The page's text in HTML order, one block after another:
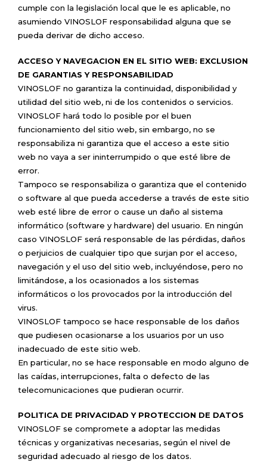
cumple con la legislación local que le es aplicable, no
asumiendo VINOSLOF responsabilidad alguna que se
pueda derivar de dicho acceso.
ACCESO Y NAVEGACION EN EL SITIO WEB: EXCLUSION
DE GARANTIAS Y RESPONSABILIDAD
VINOSLOF no garantiza la continuidad, disponibilidad y
utilidad del sitio web, ni de los contenidos o servicios.
VINOSLOF hará todo lo posible por el buen
funcionamiento del sitio web, sin embargo, no se
responsabiliza ni garantiza que el acceso a este sitio
web no vaya a ser ininterrumpido o que esté libre de
error.
Tampoco se responsabiliza o garantiza que el contenido
o software al que pueda accederse a través de este sitio
web esté libre de error o cause un daño al sistema
informático (software y hardware) del usuario. En ningún
caso VINOSLOF será responsable de las pérdidas, daños
o perjuicios de cualquier tipo que surjan por el acceso,
navegación y el uso del sitio web, incluyéndose, pero no
limitándose, a los ocasionados a los sistemas
informáticos o los provocados por la introducción del
virus.
VINOSLOF tampoco se hace responsable de los daños
que pudiesen ocasionarse a los usuarios por un uso
inadecuado de este sitio web.
En particular, no se hace responsable en modo alguno de
las caídas, interrupciones, falta o defecto de las
telecomunicaciones que pudieran ocurrir.
POLITICA DE PRIVACIDAD Y PROTECCION DE DATOS
VINOSLOF se compromete a adoptar las medidas
técnicas y organizativas necesarias, según el nivel de
seguridad adecuado al riesgo de los datos.